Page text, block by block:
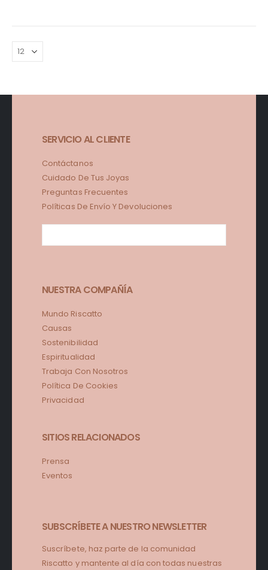
SERVICIO AL CLIENTE
Contáctanos
Cuidado De Tus Joyas
Preguntas Frecuentes
Políticas De Envío Y Devoluciones
NUESTRA COMPAÑÍA
Mundo Riscatto
Causas
Sostenibilidad
Espiritualidad
Trabaja Con Nosotros
Política De Cookies
Privacidad
SITIOS RELACIONADOS
Prensa
Eventos
SUBSCRÍBETE A NUESTRO NEWSLETTER
Suscríbete, haz parte de la comunidad
Riscatto y mantente al día con todas nuestras